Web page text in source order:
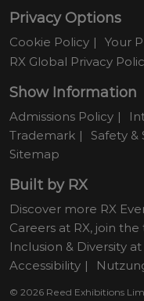
Privacy Options
Cookie Policy
Your
RX Global Privacy
Show Information
Admissions Policy
Trademark
Safety &
Sitemap
Built by RX
Discover more RX
Careers at RX, join
Inclusion & Diversity at
Accessibility
© 2026 Reed Exhibitions